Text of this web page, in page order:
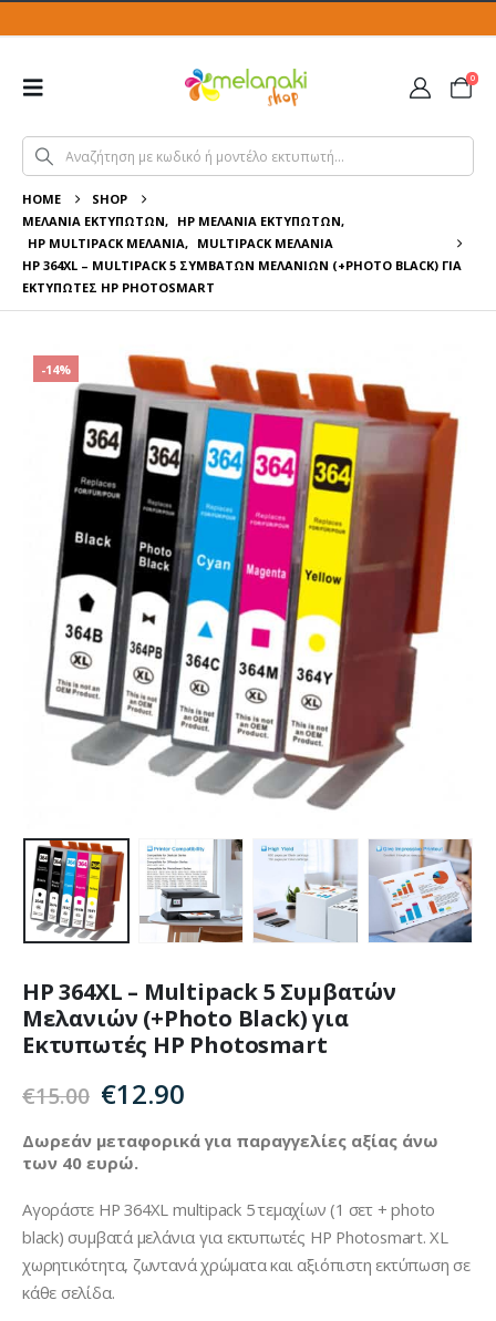
0
HOME
SHOP
ΜΕΛΆΝΙΑ ΕΚΤΥΠΩΤΏΝ, HP ΜΕΛΆΝΙΑ ΕΚΤΥΠΩΤΏΝ,
HP MULTIPACK ΜΕΛΆΝΙΑ, MULTIPACK ΜΕΛΆΝΙΑ
HP 364XL – MULTIPACK 5 ΣΥΜΒΑΤΏΝ ΜΕΛΑΝΙΏΝ (+PHOTO BLACK) ΓΙΑ
ΕΚΤΥΠΩΤΈΣ HP PHOTOSMART
-14%
HP 364XL – Multipack 5 Συμβατών
Μελανιών (+Photo Black) για
Εκτυπωτές HP Photosmart
€15.00 Original
was:
€15.00.
€12.90
τιμή
€12.90.
Δωρεάν μεταφορικά για παραγγελίες αξίας άνω
των 40 ευρώ.
Αγοράστε HP 364XL multipack 5 τεμαχίων (1 σετ + photo
black) συμβατά μελάνια για εκτυπωτές HP Photosmart. XL
χωρητικότητα, ζωντανά χρώματα και αξιόπιστη εκτύπωση σε
κάθε σελίδα.